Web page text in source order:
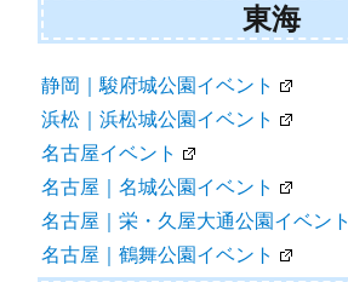
東海
静岡｜駿府城公園イベント
浜松｜浜松城公園イベント
名古屋イベント
名古屋｜名城公園イベント
名古屋｜栄・久屋大通公園イベント
名古屋｜鶴舞公園イベント